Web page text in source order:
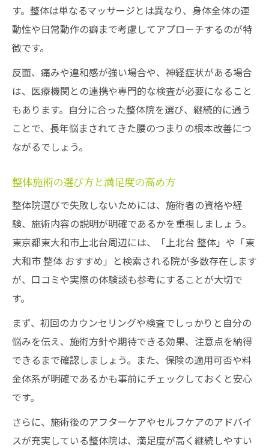
す。整体は単なるマッサージとは異なり、身体全体の連
動性や日常動作の癖まで考慮してアプローチするのが特
徴です。
反面、痛みや違和感が強い場合や、神経症状がある場合
は、医療機関との連携や専門的な検査が必要になること
もあります。自分に合った整体院を選び、継続的に通う
ことで、長年悩まされてきた腰のつまりの根本改善につ
ながるでしょう。
整体施術の選び方と満足度の高め方
整体院選びで失敗しないためには、施術者の資格や経
験、施術内容の説明が明確であるかを重視しましょう。
東京都東大和市上北台周辺には、「上北台 整体」や「東
大和市 整体 おすすめ」と検索される院が多数存在します
が、口コミや実際の体験談も参考にすることが大切で
す。
まず、初回のカウンセリングや検査でしっかりと自分の
悩みを伝え、施術方針や期待できる効果、注意点を納得
できるまで確認しましょう。また、保険の適用可否や料
金体系が明確であるかも事前にチェックしておくと安心
です。
さらに、施術後のアフターケアやセルフケアのアドバイ
スが充実している整体院は、満足度が高く継続しやすい